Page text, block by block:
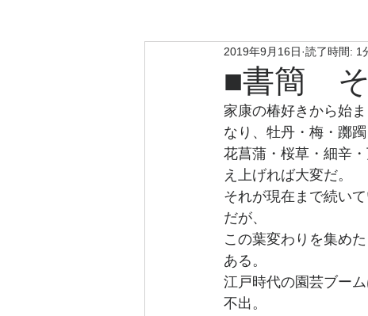
第十二巻
■書簡
2019年9月16日 読了時間: 1
家康の椿好きから始
なり、牡丹・梅・躑
花菖蒲・桜草・細辛
え上げれば大変だ。
それが現在まで続い
だが、
この葉変わりを集め
ある。
江戸時代の園芸ブー
不出。